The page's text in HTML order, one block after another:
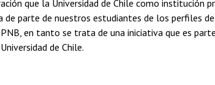
que la Universidad de Chile como institución
de parte de nuestros estudiantes de los perfiles
en tanto se trata de una iniciativa que es
de Chile.